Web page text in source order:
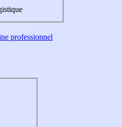
professionnel